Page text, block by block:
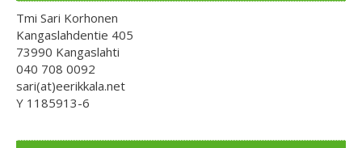
Tmi Sari Korhonen
Kangaslahdentie 405
73990 Kangaslahti
040 708 0092
sari(at)eerikkala.net
Y 1185913-6